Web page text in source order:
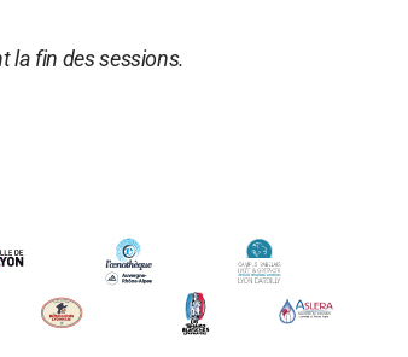
la fin des sessions.